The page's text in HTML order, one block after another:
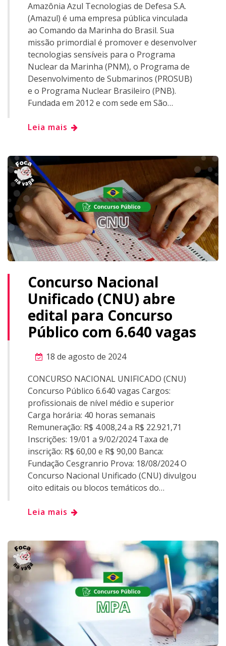
Amazônia Azul Tecnologias de Defesa S.A.
(Amazul) é uma empresa pública vinculada
ao Comando da Marinha do Brasil. Sua
missão primordial é promover e desenvolver
tecnologias sensíveis para o Programa
Nuclear da Marinha (PNM), o Programa de
Desenvolvimento de Submarinos (PROSUB)
e o Programa Nuclear Brasileiro (PNB).
Fundada em 2012 e com sede em São…
Leia mais
Concurso Nacional
Unificado (CNU) abre
edital para Concurso
Público com 6.640 vagas
18 de agosto de 2024
CONCURSO NACIONAL UNIFICADO (CNU)
Concurso Público 6.640 vagas Cargos:
profissionais de nível médio e superior
Carga horária: 40 horas semanais
Remuneração: R$ 4.008,24 a R$ 22.921,71
Inscrições: 19/01 a 9/02/2024 Taxa de
inscrição: R$ 60,00 e R$ 90,00 Banca:
Fundação Cesgranrio Prova: 18/08/2024 O
Concurso Nacional Unificado (CNU) divulgou
oito editais ou blocos temáticos do…
Leia mais